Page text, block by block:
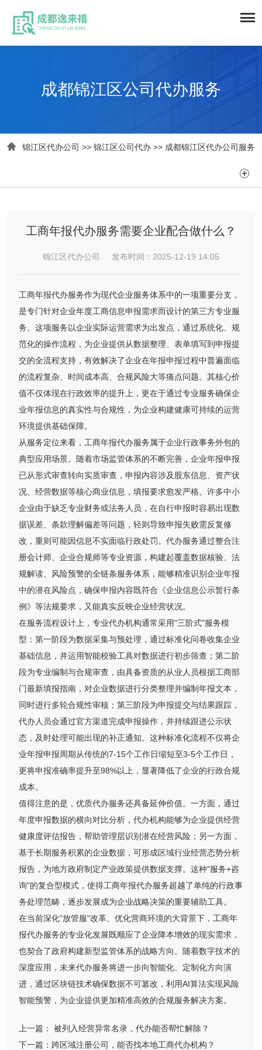
成都锦江区公司代办服务
 锦江区代办公司 >> 锦江区公司代办 >> 成都锦江区代办公司服务

工商年报代办服务需要企业配合做什么？
锦江区代办公司 发布时间：2025-12-19 14:05
工商年报代办服务作为现代企业服务体系中的一项重要分支，
是专门针对企业年度工商信息申报需求而设计的第三方专业服
务。这项服务以企业实际运营需求为出发点，通过系统化、规
范化的操作流程，为企业提供从数据整理、表单填写到申报提
交的全流程支持，有效解决了企业在年报申报过程中普遍面临
的流程复杂、时间成本高、合规风险大等痛点问题。其核心价
值不仅体现在行政效率的提升上，更在于通过专业服务确保企
业年报信息的真实性与合规性，为企业构建健康可持续的运营
环境提供基础保障。
从服务定位来看，工商年报代办服务属于企业行政事务外包的
典型应用场景。随着市场监管体系的不断完善，企业年报申报
已从形式审查转向实质审查，申报内容涉及股东信息、资产状
况、经营数据等核心商业信息，填报要求愈发严格。许多中小
企业由于缺乏专业财务或法务人员，在自行申报时容易出现数
据误差、条款理解偏差等问题，轻则导致申报失败需反复修
改，重则可能因信息不实面临行政处罚。代办服务通过整合注
册会计师、企业合规师等专业资源，构建起覆盖数据核验、法
规解读、风险预警的全链条服务体系，能够精准识别企业年报
中的潜在风险点，确保申报内容既符合《企业信息公示暂行条
例》等法规要求，又能真实反映企业经营状况。
在服务流程设计上，专业代办机构通常采用"三阶式"服务模
型：第一阶段为数据采集与预处理，通过标准化问卷收集企业
基础信息，并运用智能校验工具对数据进行初步筛查；第二阶
段为专业编制与合规审查，由具备资质的从业人员根据工商部
门最新填报指南，对企业数据进行分类整理并编制年报文本，
同时进行多轮合规性审核；第三阶段为申报提交与结果跟踪，
代办人员会通过官方渠道完成申报操作，并持续跟进公示状
态，及时处理可能出现的补正通知。这种标准化流程不仅将企
业年报申报周期从传统的7-15个工作日缩短至3-5个工作日，
更将申报准确率提升至98%以上，显著降低了企业的行政合规
成本。
值得注意的是，优质代办服务还具备延伸价值。一方面，通过
年度申报数据的横向对比分析，代办机构能够为企业提供经营
健康度评估报告，帮助管理层识别潜在经营风险；另一方面，
基于长期服务积累的企业数据，可形成区域行业经营态势分析
报告，为地方政府制定产业政策提供数据支撑。这种"服务+咨
询"的复合型模式，使得工商年报代办服务超越了单纯的行政事
务处理范畴，逐步发展成为企业战略决策的重要辅助工具。
在当前深化"放管服"改革、优化营商环境的大背景下，工商年
报代办服务的专业化发展既顺应了企业降本增效的现实需求，
也契合了政府构建新型监管体系的战略方向。随着数字技术的
深度应用，未来代办服务将进一步向智能化、定制化方向演
进，通过区块链技术确保数据不可篡改，利用AI算法实现风险
智能预警，为企业提供更加精准高效的合规服务解决方案。
上一篇：
被列入经营异常名录，代办能否帮忙解除？
下一篇： 跨区域注册公司，能否找本地工商代办机构？